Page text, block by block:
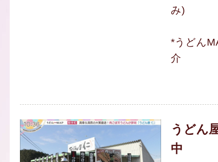
み)
*うどん
介
うどん
中